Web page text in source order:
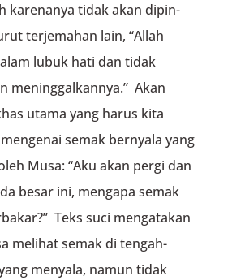
karenanya tidak akan dipin­
terjemahan lain, “Allah
lubuk hati dan tidak
mening­galkann­ya.” Akan
utama yang harus kita
semak bernyala yang
Musa: “Aku akan pergi dan
besar ini, mengapa semak
Teks suci mengatakan
melihat semak di tengah-
menyala, namun tidak